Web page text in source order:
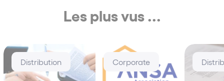
Les plus vus ...
Distribution Corporate